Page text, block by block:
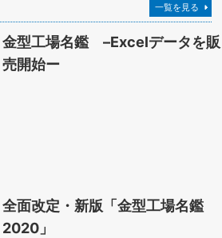
一覧を見る
金型工場名鑑 –Excelデータを販
売開始ー
全面改定・新版「金型工場名鑑
2020」